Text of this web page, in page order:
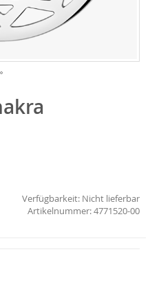
Verfügbarkeit: Nicht lieferbar
4771520-00